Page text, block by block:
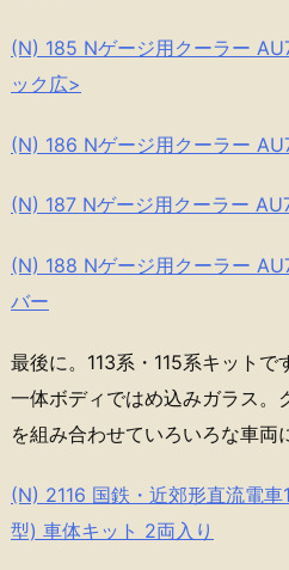
(N) 185 Nゲージ用クーラー
ック広>
(N) 186 Nゲージ用クーラー
(N) 187 Nゲージ用クーラー
(N) 188 Nゲージ用クーラー
バー
最後に。113系・115系キットで
一体ボディではめ込みガラス。
を組み合わせていろいろな車両
(N) 2116 国鉄・近郊形直流電車
型) 車体キット 2両入り